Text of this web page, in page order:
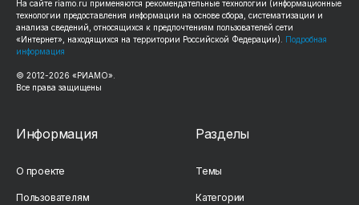
На сайте riamo.ru применяются рекомендательные технологии (информационные
технологии предоставления информации на основе сбора, систематизации и
анализа сведений, относящихся к предпочтениям пользователей сети
«Интернет», находящихся на территории Российской Федерации).
Подробная
информация
© 2012-2026 «РИАМО».
Все права защищены
Информация
О проекте
Пользователям
Разделы
Темы
Категории